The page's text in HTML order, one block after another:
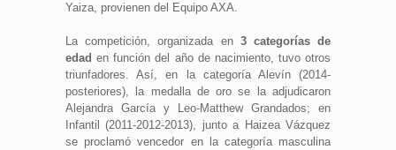
Yaiza, provienen del Equipo AXA.
La competición, organizada en 3 categorías de
edad en función del año de nacimiento, tuvo otros
triunfadores. Así, en la categoría Alevín (2014-
posteriores), la medalla de oro se la adjudicaron
Alejandra García y Leo-Matthew Grandados; en
Infantil (2011-2012-2013), junto a Haizea Vázquez
se proclamó vencedor en la categoría masculina